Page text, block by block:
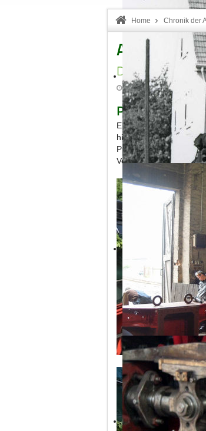
Home Chronik der
Aktuelles
Dampflok 11sm
Erstellt: Mittwoch, 29.
Pfarrer
Einer alten Tradition
historische
Pfarrer Marmann
Vereine.